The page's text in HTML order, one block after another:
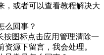
，或者可以查看教程解决大
么回事？
按图标点击应用管理清除一
源下留言，我会处理。